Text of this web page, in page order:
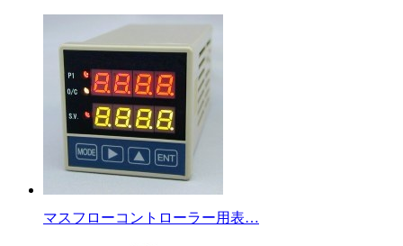
マスフローコントローラー用表…